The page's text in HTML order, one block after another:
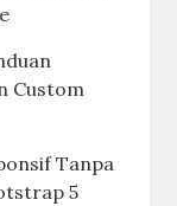
Custom
Tanpa
5